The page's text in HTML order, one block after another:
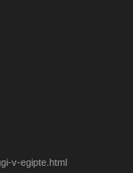
v-egipte.html